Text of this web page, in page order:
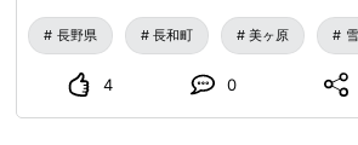
長野県 長和町 美ヶ原
4 0